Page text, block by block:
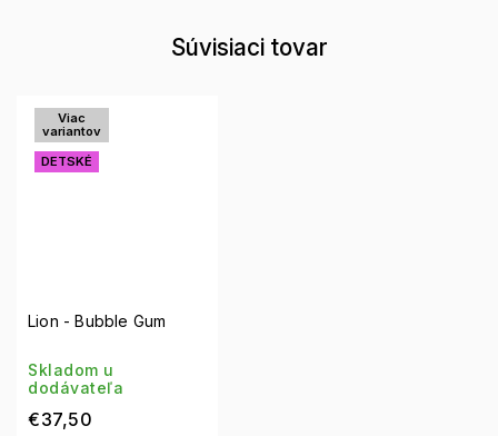
Súvisiaci tovar
Viac
variantov
DETSKÉ
Lion - Bubble Gum
Skladom u
dodávateľa
€37,50